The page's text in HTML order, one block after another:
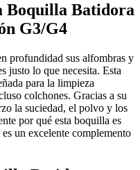
Boquilla Batidora
G3/G4
profundidad sus alfombras y
justo lo que necesita. Esta
para la limpieza
colchones. Gracias a su
la suciedad, el polvo y los
por qué esta boquilla es
un excelente complemento